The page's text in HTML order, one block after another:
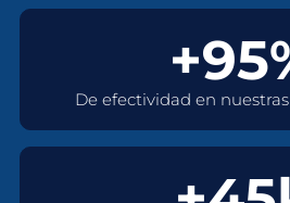
De efectividad en